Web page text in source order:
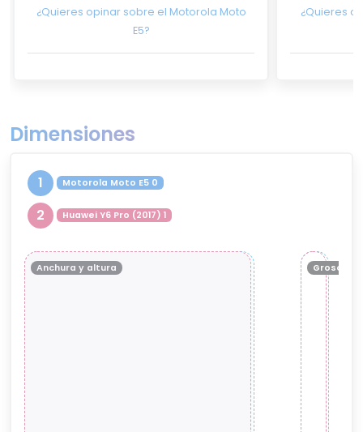
¿Quieres opinar sobre el Motorola Moto
E5?
¿Quieres
Dimensiones
1 Motorola Moto E5 0
2 Huawei Y6 Pro (2017) 1
Anchura y altura Grosor